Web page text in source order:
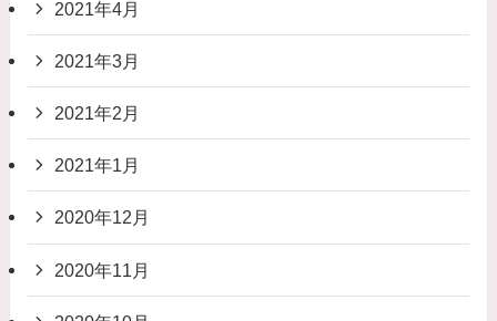
2021年4月
2021年3月
2021年2月
2021年1月
2020年12月
2020年11月